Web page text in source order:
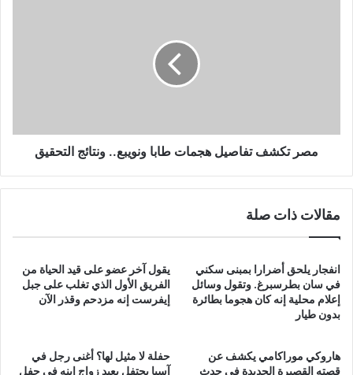
مصر تكشف تفاصيل هجمات طابا ونويبع.. ونتائج التحقيق
مقالات ذات صلة
انفجار يلحق أضرارا بمبنى سكني
في سان بطرسبرغ. وتقول وسائل
إعلام محلية إنه كان هجوما بطائرة
بدون طيار
يقول آخر عضو على قيد الحياة من
الفريق الأول الذي تغلب على جبل
إيفرست إنه مزدحم وقذر الآن
هاروكي موراكامي يكشف عن
قصته القصيرة الجديدة في حدث
حفلة لا مثيل لها؟ أغنى رجل في
آسيا يحتفل بعيد زواج ابنه في حفل